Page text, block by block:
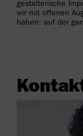
gestalterische
wir mit offenen
haben: auf der